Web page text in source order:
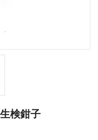
検鉗子